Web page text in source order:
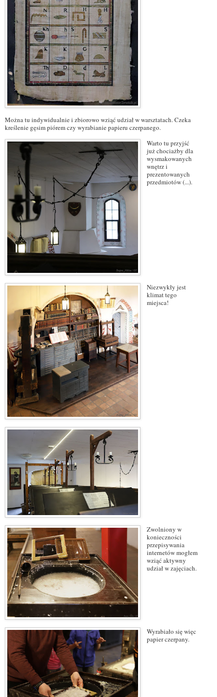
Można tu indywidualnie i zbiorowo wziąć udział w warsztatach. Czeka
kreślenie gęsim piórem czy wyrabianie papieru czerpanego.
Warto tu przyjść
już chociażby dla
wysmakowanych
wnętrz i
prezentowanych
przedmiotów (...).
Niezwykły jest
klimat tego
miejsca!
Zwolniony w
konieczności
przepisywania
internetów mogłem
wziąć aktywny
udział w zajęciach.
Wyrabiało się więc
papier czerpany.